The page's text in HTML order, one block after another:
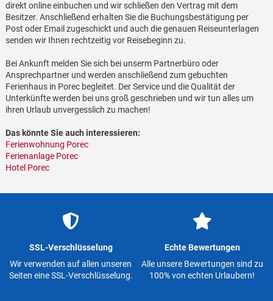
direkt online einbuchen und wir schließen den Vertrag mit dem
Besitzer. Anschließend erhalten Sie die Buchungsbestätigung per
Post oder Email zugeschickt und auch die genauen Reiseunterlagen
senden wir Ihnen rechtzeitig vor Reisebeginn zu.
Bei Ankunft melden Sie sich bei unserm Partnerbüro oder
Ansprechpartner und werden anschließend zum gebuchten
Ferienhaus in Porec begleitet. Der Service und die Qualität der
Unterkünfte werden bei uns groß geschrieben und wir tun alles um
ihren Urlaub unvergesslich zu machen!
Das könnte Sie auch interessieren:
Ferienwohnung Porec
Ferienanlage Porec
Hotel Porec
SSL-Verschlüsselung
Wir verwenden auf allen unseren
Seiten eine SSL-Verschlüsselung.
Echte Bewertungen
Alle unsere Bewertungen sind zu
100% von echten Urlaubern!